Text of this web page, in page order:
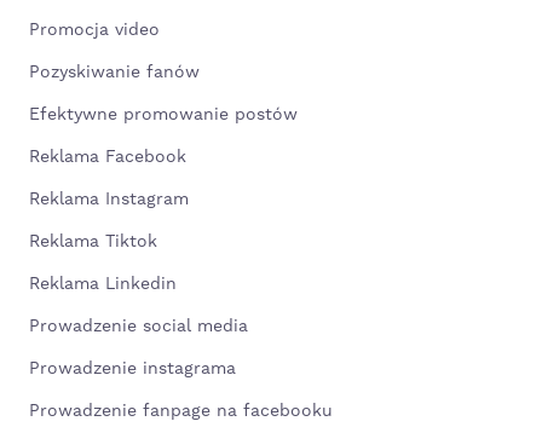
Promocja video
Pozyskiwanie fanów
Efektywne promowanie postów
Reklama Facebook
Reklama Instagram
Reklama Tiktok
Reklama Linkedin
Prowadzenie social media
Prowadzenie instagrama
Prowadzenie fanpage na facebooku